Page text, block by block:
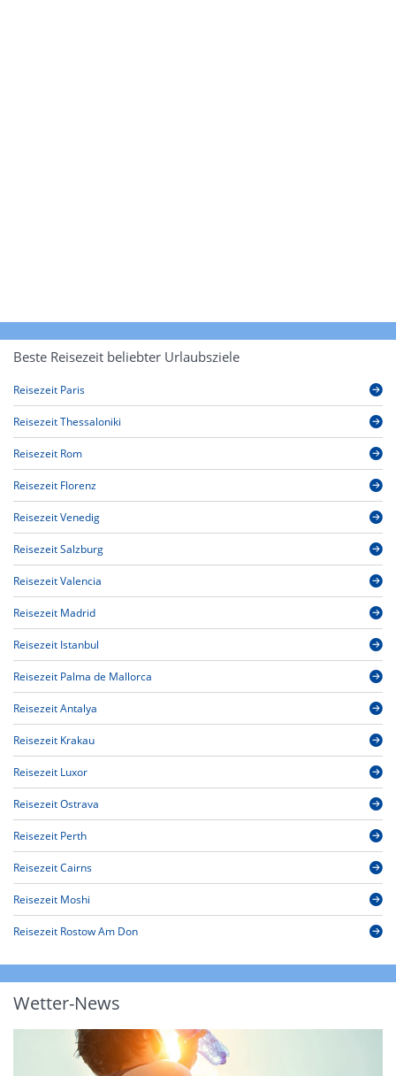
Beste Reisezeit beliebter Urlaubsziele
Reisezeit Paris
Reisezeit Thessaloniki
Reisezeit Rom
Reisezeit Florenz
Reisezeit Venedig
Reisezeit Salzburg
Reisezeit Valencia
Reisezeit Madrid
Reisezeit Istanbul
Reisezeit Palma de Mallorca
Reisezeit Antalya
Reisezeit Krakau
Reisezeit Luxor
Reisezeit Ostrava
Reisezeit Perth
Reisezeit Cairns
Reisezeit Moshi
Reisezeit Rostow Am Don
Wetter-News